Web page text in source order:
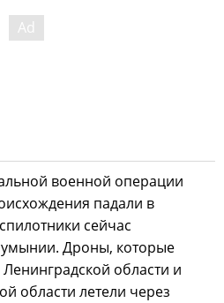
военной операции
падали в
сейчас
Дроны, которые
области и
области летели через